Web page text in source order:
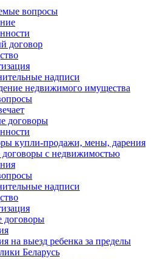
вопросы
договор
надписи
недвижимого имущества
договоры
купли-продажи, мены, дарения
с недвижимостью
надписи
договоры
на выезд ребенка за пределы
Беларусь